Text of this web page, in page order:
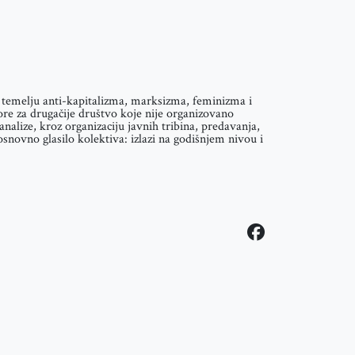
anti-kapitalizma, marksizma, feminizma i
za drugačije društvo koje nije organizovano
kroz organizaciju javnih tribina, predavanja,
glasilo kolektiva: izlazi na godišnjem nivou i